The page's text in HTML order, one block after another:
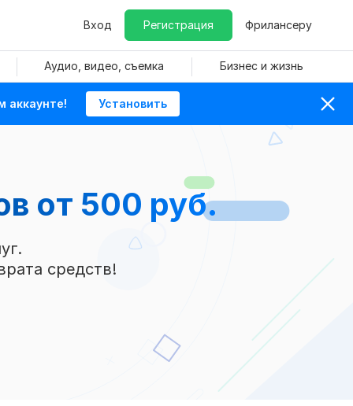
Вход Регистрация Фрилансеру
Аудио, видео, съемка Бизнес и жизнь
аккаунте! Установить
от 500 руб.
средств!